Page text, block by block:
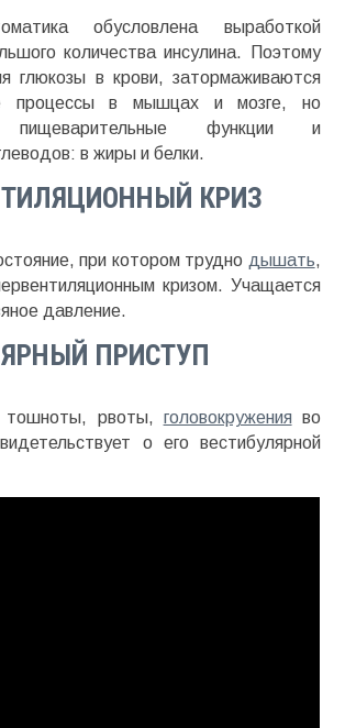
обусловлена выработкой
количества инсулина. Поэтому
глюкозы в крови, затормаживаются
процессы в мышцах и мозге, но
пищеварительные функции и
в жиры и белки.
КРИЗ
при котором трудно дышать,
кризом. Учащается
давление.
ПРИСТУП
тошноты, рвоты, головокруженияво
о его вестибулярной